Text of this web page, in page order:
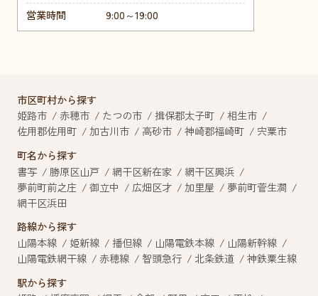
営業時間
9:00～19:00
市区町村から探す
姫路市
赤穂市 たつの市 揖保郡太子町
相生市
佐用郡佐用町
加古川市 高砂市 神崎郡福崎町
宍粟市
町名から探す
書写
勝原区山戸 網干区新在家
網干区興浜
夢前町前之庄
御立中 広畑区才 加里屋
夢前町菅生澗
網干区浜田
路線から探す
山陽本線
姫新線 播但線 山陽電鉄本線
山陽新幹線
山陽電鉄網干線
赤穂線 智頭急行 北条鉄道
神鉄粟生線
駅から探す